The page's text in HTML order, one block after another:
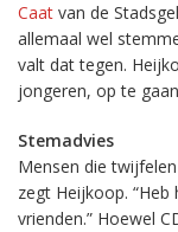
Caat van de
allemaal wel
valt dat tegen.
jongeren, op te
Stemadvies
Mensen die
zegt Heijkoop.
vrienden.” Hoewel